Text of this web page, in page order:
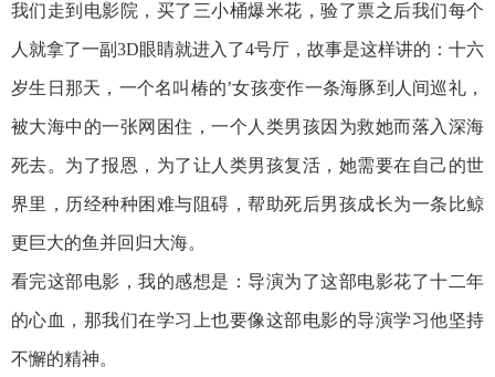
我们走到电影院，买了三小桶爆米花，验了票之后我们每个
人就拿了一副3D眼睛就进入了4号厅，故事是这样讲的：十六
岁生日那天，一个名叫椿的’女孩变作一条海豚到人间巡礼，
被大海中的一张网困住，一个人类男孩因为救她而落入深海
死去。为了报恩，为了让人类男孩复活，她需要在自己的世
界里，历经种种困难与阻碍，帮助死后男孩成长为一条比鲸
更巨大的鱼并回归大海。
看完这部电影，我的感想是：导演为了这部电影花了十二年
的心血，那我们在学习上也要像这部电影的导演学习他坚持
不懈的精神。